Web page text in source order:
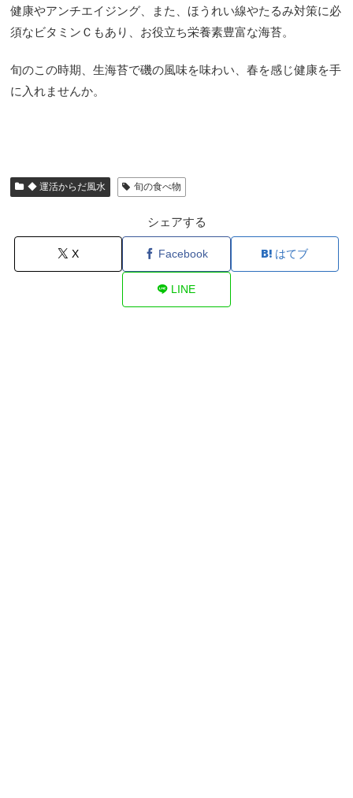
健康やアンチエイジング、また、ほうれい線やたるみ対策に必
須なビタミンＣもあり、お役立ち栄養素豊富な海苔。
旬のこの時期、生海苔で磯の風味を味わい、春を感じ健康を手
に入れませんか。
◆ 運活からだ風水 旬の食べ物
シェアする
X Facebook はてブ
LINE